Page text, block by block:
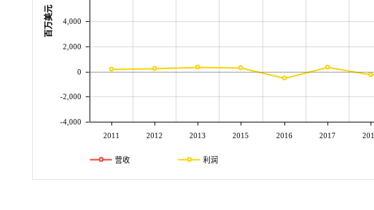
2011 2012 2013 2015 2016 2017
-4,000
-2,000
0
2,000
4,000
百万美元
营收 利润